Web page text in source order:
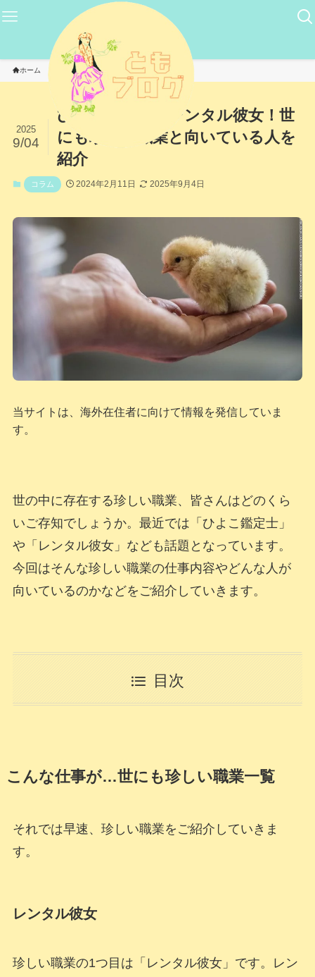
ホーム コラム
ひよこ鑑定士にレンタル彼女！世
にも珍しい職業と向いている人を
紹介
2025
9/04
コラム 2024年2月11日 2025年9月4日
当サイトは、海外在住者に向けて情報を発信していま
す。
世の中に存在する珍しい職業、皆さんはどのくら
いご存知でしょうか。最近では「ひよこ鑑定士」
や「レンタル彼女」なども話題となっています。
今回はそんな珍しい職業の仕事内容やどんな人が
向いているのかなどをご紹介していきます。
目次
こんな仕事が…世にも珍しい職業一覧
それでは早速、珍しい職業をご紹介していきま
す。
レンタル彼女
珍しい職業の1つ目は「レンタル彼女」です。レン